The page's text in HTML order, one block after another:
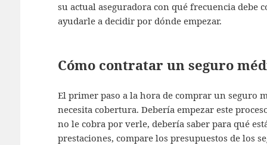
su actual aseguradora con qué frecuencia debe
ayudarle a decidir por dónde empezar.
Cómo contratar un seguro
El primer paso a la hora de comprar un seguro
necesita cobertura. Debería empezar este
no le cobra por verle, debería saber para qué
prestaciones, compare los presupuestos de los